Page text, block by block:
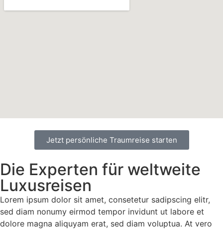
Jetzt persönliche Traumreise starten
Die Experten für weltweite
Luxusreisen
Lorem ipsum dolor sit amet, consetetur sadipscing elitr,
sed diam nonumy eirmod tempor invidunt ut labore et
dolore magna aliquyam erat, sed diam voluptua. At vero